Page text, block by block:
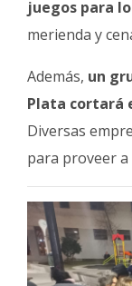
juegos para
merienda y
Además, un
Plata cortará
Diversas
para proveer a